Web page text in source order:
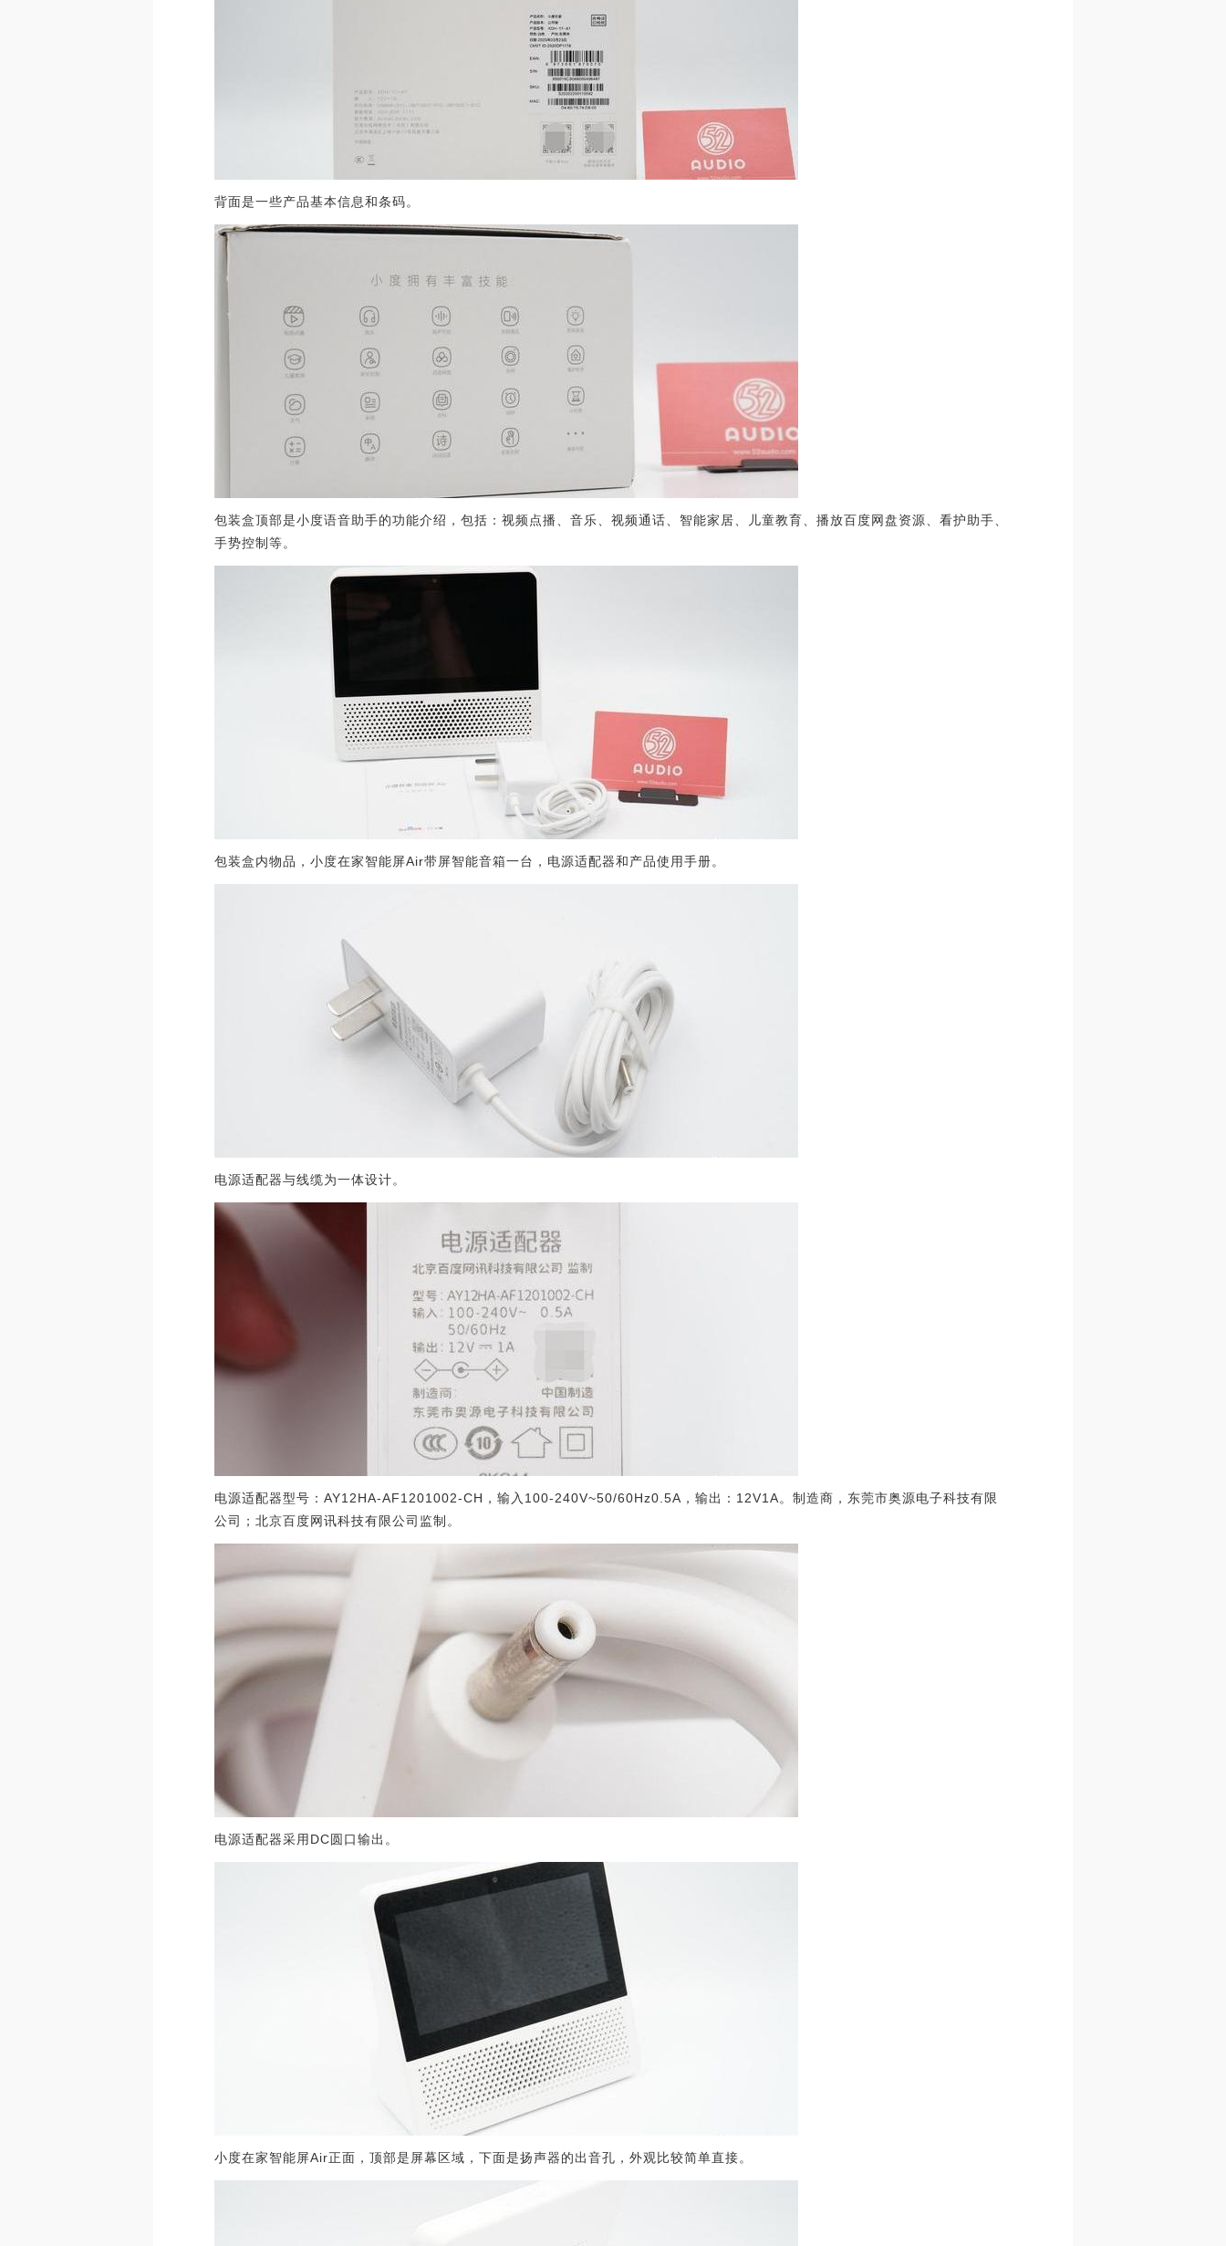
背面是一些产品基本信息和条码。
包装盒顶部是小度语音助手的功能介绍，包括：视频点播、音乐、视频通话、智能家居、儿童教育、播放百度网盘资源、看护助手、
手势控制等。
包装盒内物品，小度在家智能屏Air带屏智能音箱一台，电源适配器和产品使用手册。
电源适配器与线缆为一体设计。
电源适配器型号：AY12HA-AF1201002-CH，输入100-240V~50/60Hz0.5A，输出：12V1A。制造商，东莞市奥源电子科技有限
公司；北京百度网讯科技有限公司监制。
电源适配器采用DC圆口输出。
小度在家智能屏Air正面，顶部是屏幕区域，下面是扬声器的出音孔，外观比较简单直接。